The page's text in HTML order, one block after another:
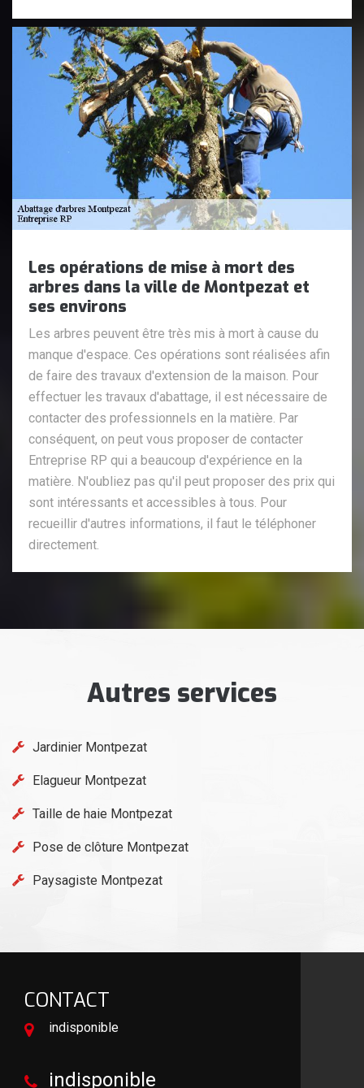
Les opérations de mise à mort des
arbres dans la ville de Montpezat et
ses environs
Les arbres peuvent être très mis à mort à cause du
manque d'espace. Ces opérations sont réalisées afin
de faire des travaux d'extension de la maison. Pour
effectuer les travaux d'abattage, il est nécessaire de
contacter des professionnels en la matière. Par
conséquent, on peut vous proposer de contacter
Entreprise RP qui a beaucoup d'expérience en la
matière. N'oubliez pas qu'il peut proposer des prix qui
sont intéressants et accessibles à tous. Pour
recueillir d'autres informations, il faut le téléphoner
directement.
Autres services
Jardinier Montpezat
Elagueur Montpezat
Taille de haie Montpezat
Pose de clôture Montpezat
Paysagiste Montpezat
CONTACT
indisponible
indisponible